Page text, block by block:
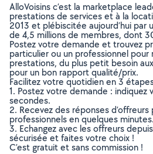
AlloVoisins c’est la marketplace
prestations de services et à la
2013 et plébiscitée aujourd’hui par
de 4,5 millions de membres, dont
Postez votre demande et trouvez
particulier ou un professionnel
prestations, du plus petit besoin
pour un bon rapport qualité/prix.
Facilitez votre quotidien en 3
1. Postez votre demande :
secondes.
2. Recevez des réponses
professionnels en quelques minutes.
3. Echangez avec les offreurs
sécurisée et faites votre choix !
C’est gratuit et sans commission !